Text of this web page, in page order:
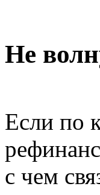
Не
Если по
с чем